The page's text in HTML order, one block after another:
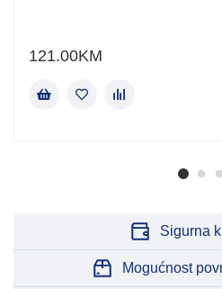
121.00KM
Sigurna
Mogućnost